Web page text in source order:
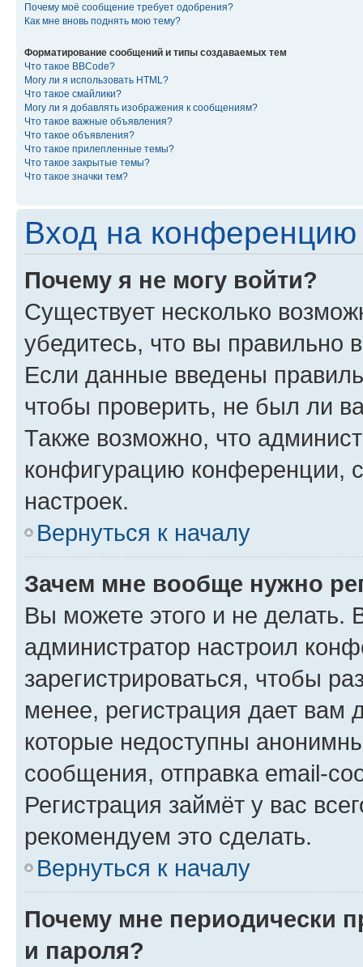
Почему моё сообщение требует одобрения?
Как мне вновь поднять мою тему?
Форматирование сообщений и типы создаваемых тем
Что такое BBCode?
Могу ли я использовать HTML?
Что такое смайлики?
Могу ли я добавлять изображения к сообщениям?
Что такое важные объявления?
Что такое объявления?
Что такое прилепленные темы?
Что такое закрытые темы?
Что такое значки тем?
Вход на конференцию
Почему я не могу войти?
Существует несколько
убедитесь, что вы правильно
Если данные введены
чтобы проверить, не был ли
Также возможно, что
конфигурацию конференции,
настроек.
Вернуться к началу
Зачем мне вообще нужно
Вы можете этого и не делать.
администратор настроил
зарегистрироваться, чтобы
менее, регистрация дает вам
которые недоступны
сообщения, отправка email-
Регистрация займёт у вас
рекомендуем это сделать.
Вернуться к началу
Почему мне периодически
и пароля?